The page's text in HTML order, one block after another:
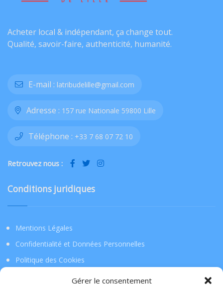
Gérer le consentement
Acheter local & indépendant, ça change tout.
Qualité, savoir-faire, authenticité, humanité.
E-mail : latribudelille@gmail.com
Adresse : 157 rue Nationale 59800 Lille
Téléphone : +33 7 68 07 72 10
Retrouvez nous :
Conditions juridiques
Mentions Légales
Confidentialité et Données Personnelles
Politique des Cookies
Téléchargez l’application !